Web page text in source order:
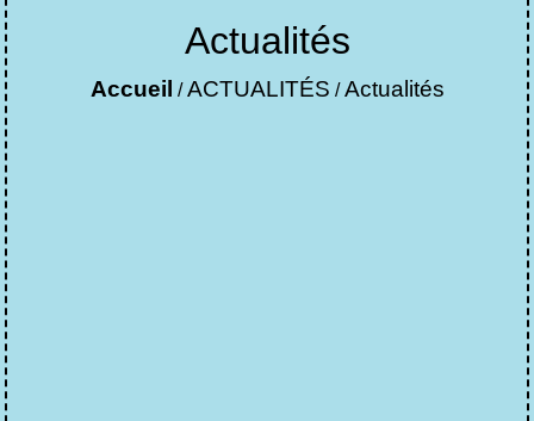
Actualités
Accueil /ACTUALITÉS /Actualités